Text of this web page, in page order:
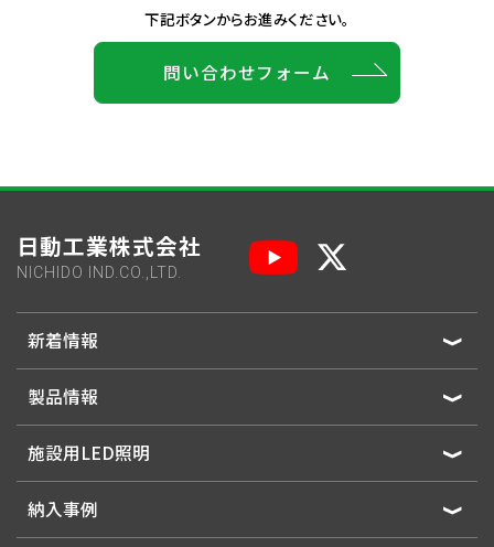
下記ボタンからお進みください。
問い合わせフォーム
日動工業株式会社
NICHIDO IND.CO.,LTD.
新着情報
製品情報
施設用LED照明
納入事例